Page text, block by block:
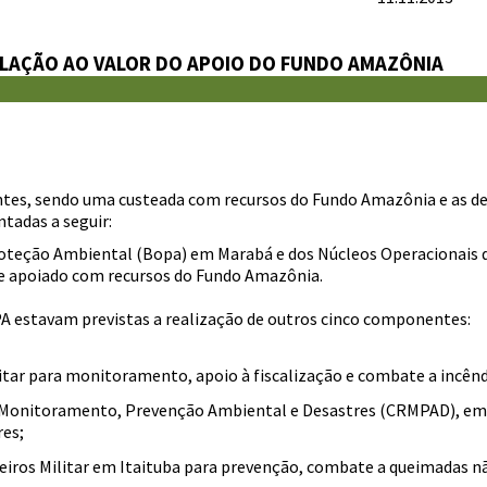
AO VALOR DO APOIO DO FUNDO AMAZÔNIA
sendo uma custeada com recursos do Fundo Amazônia e as
a seguir:
Ambiental (Bopa) em Marabá e dos Núcleos Operacionais
com recursos do Fundo Amazônia.
estavam previstas a realização de outros cinco componentes:
para monitoramento, apoio à fiscalização e combate a
Prevenção Ambiental e Desastres (CRMPAD),
Militar em Itaituba para prevenção, combate a queimadas